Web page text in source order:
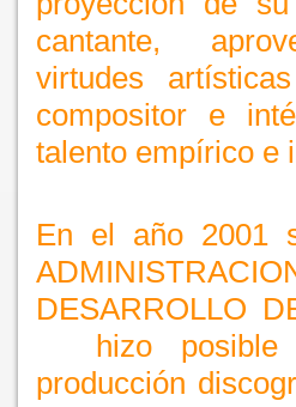
cantante,
virtudes
compositor e
talento empírico e
En el año 2001
DESARROLLO
hizo posible
producción